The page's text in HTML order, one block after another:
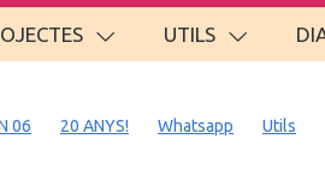
UTILS
06 20 ANYS! Whatsapp Utils